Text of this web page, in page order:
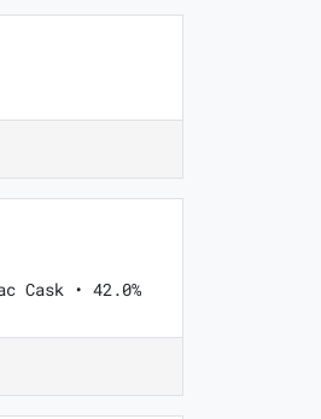
Cask • 42.0%